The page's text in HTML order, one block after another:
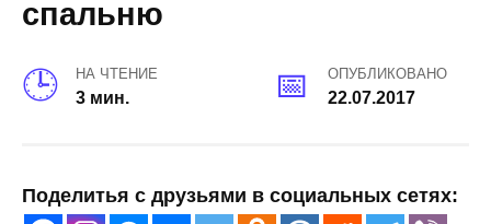
спальню
НА ЧТЕНИЕ
3 мин.
ОПУБЛИКОВАНО
22.07.2017
Поделитья с друзьями в социальных сетях: